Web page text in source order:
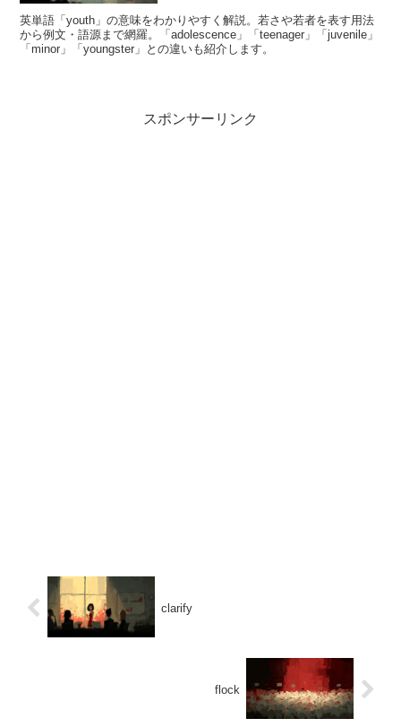
英単語「youth」の意味をわかりやすく解説。若さや若者を表す用法
から例文・語源まで網羅。「adolescence」「teenager」「juvenile」
「minor」「youngster」との違いも紹介します。
スポンサーリンク
clarify
flock